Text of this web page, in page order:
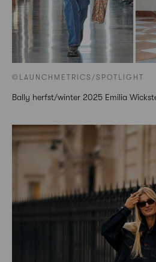
©LAUNCHMETRICS/SPOTLIGHT
Bally herfst/winter 2025 Emilia